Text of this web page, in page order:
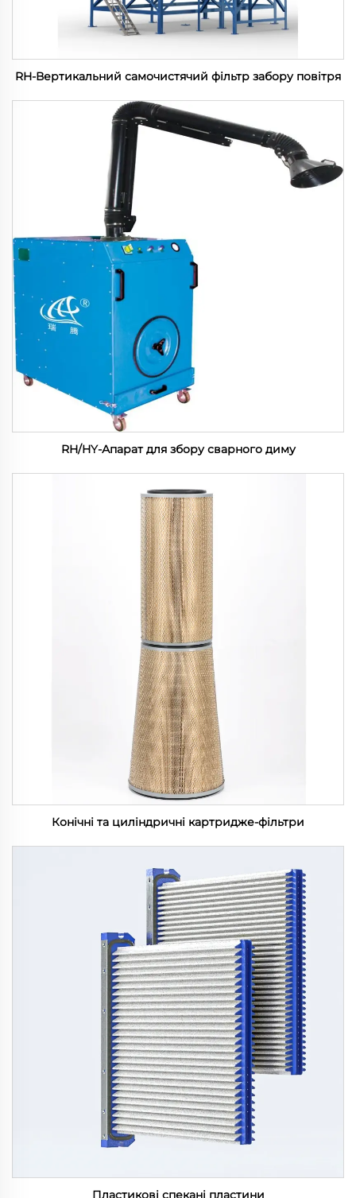
RH-Вертикальний самочистячий фільтр забору повітря
RH/HY-Апарат для збору сварного диму
Конічні та циліндричні картридже-фільтри
Пластикові спекані пластини